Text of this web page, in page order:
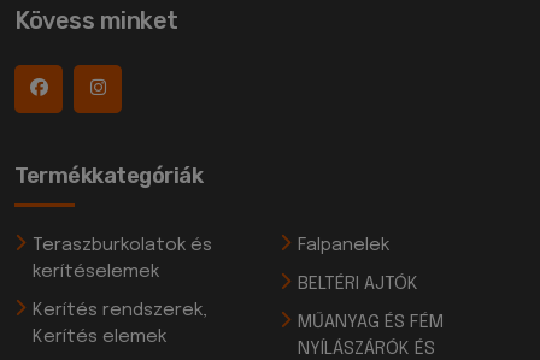
Kövess minket
Termékkategóriák
Teraszburkolatok és
kerítéselemek
Kerítés rendszerek,
Kerítés elemek
Falpanelek
BELTÉRI AJTÓK
MŰANYAG ÉS FÉM
NYÍLÁSZÁRÓK ÉS